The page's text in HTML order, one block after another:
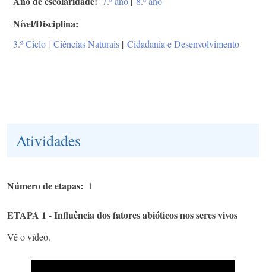
Nível/Disciplina
3.º Ciclo | Ciências Naturais | Cidadania e Desenvolvimento
Atividades
Número de etapas 1
ETAPA 1 - Influência dos fatores abióticos nos seres vivos
Vê o vídeo.